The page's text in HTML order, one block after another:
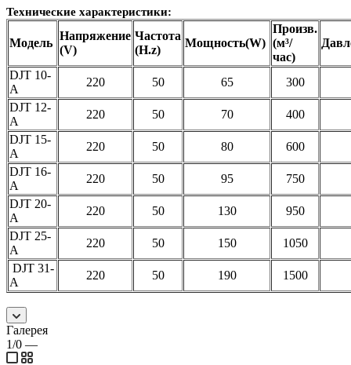
Технические характеристики:
Модель
Напряжение
(V)
Частота
(H.z)
Мощность(W)
Произв.
(м³/
час)
DJT 10-
A
220 50 65 300
DJT 12-
A
220 50 70 400
DJT 15-
A
220 50 80 600
DJT 16-
A
220 50 95 750
DJT 20-
A
220 50 130 950
DJT 25-
A
220 50 150 1050
DJT 31-
A
220 50 190 1500
Галерея
1/0 —